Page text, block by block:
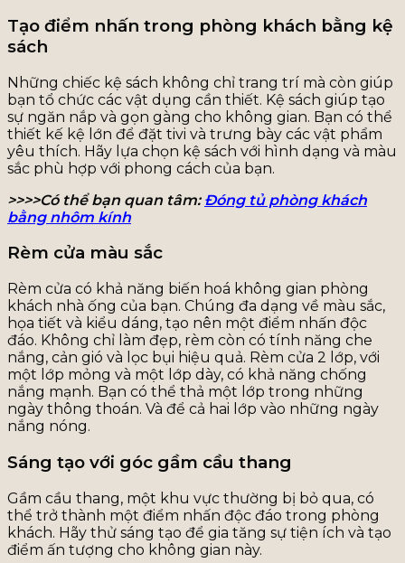
Tạo điểm nhấn trong phòng khách bằng kệ
sách
Những chiếc kệ sách không chỉ trang trí mà còn giúp
bạn tổ chức các vật dụng cần thiết. Kệ sách giúp tạo
sự ngăn nắp và gọn gàng cho không gian. Bạn có thể
thiết kế kệ lớn để đặt tivi và trưng bày các vật phẩm
yêu thích. Hãy lựa chọn kệ sách với hình dạng và màu
sắc phù hợp với phong cách của bạn.
>>>>Có thể bạn quan tâm: Đóng tủ phòng khách
bằng nhôm kính
Rèm cửa màu sắc
Rèm cửa có khả năng biến hoá không gian phòng
khách nhà ống của bạn. Chúng đa dạng về màu sắc,
họa tiết và kiểu dáng, tạo nên một điểm nhấn độc
đáo. Không chỉ làm đẹp, rèm còn có tính năng che
nắng, cản gió và lọc bụi hiệu quả. Rèm cửa 2 lớp, với
một lớp mỏng và một lớp dày, có khả năng chống
nắng mạnh. Bạn có thể thả một lớp trong những
ngày thông thoán. Và để cả hai lớp vào những ngày
nắng nóng.
Sáng tạo với góc gầm cầu thang
Gầm cầu thang, một khu vực thường bị bỏ qua, có
thể trở thành một điểm nhấn độc đáo trong phòng
khách. Hãy thử sáng tạo để gia tăng sự tiện ích và tạo
điểm ấn tượng cho không gian này.